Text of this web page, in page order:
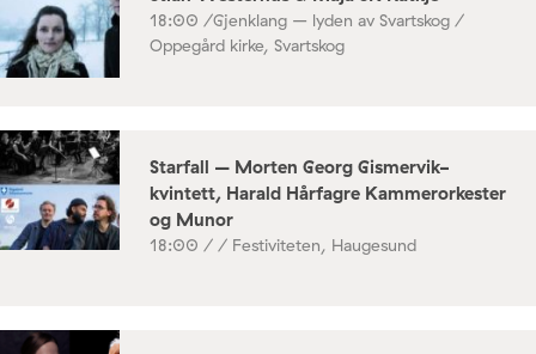
18:00 /Gjenklang – lyden av Svartskog /
Oppegård kirke, Svartskog
Starfall – Morten Georg Gismervik-
kvintett, Harald Hårfagre Kammerorkester
og Munor
18:00 / / Festiviteten, Haugesund